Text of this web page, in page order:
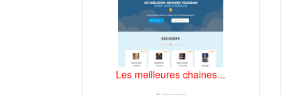
Les meilleures chaines...